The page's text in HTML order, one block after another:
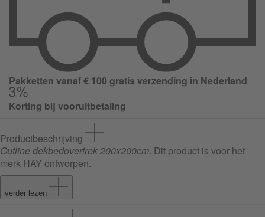
Pakketten vanaf € 100 gratis verzending in Nederland
Korting bij vooruitbetaling
Productbeschrijving
Outline dekbedovertrek 200x200cm. Dit product is voor het
merk HAY ontworpen.
verder lezen